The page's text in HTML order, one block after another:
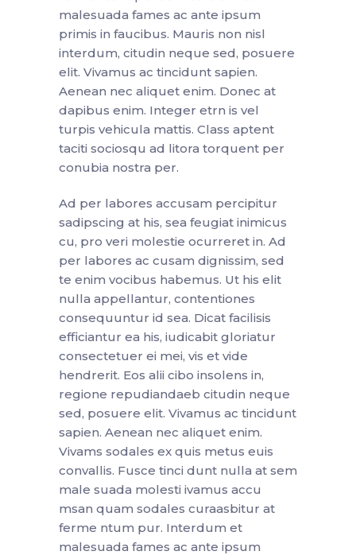
malesuada fames ac ante ipsum
primis in faucibus. Mauris non nisl
interdum, citudin neque sed, posuere
elit. Vivamus ac tincidunt sapien.
Aenean nec aliquet enim. Donec at
dapibus enim. Integer etrn is vel
turpis vehicula mattis. Class aptent
taciti sociosqu ad litora torquent per
conubia nostra per.
Ad per labores accusam percipitur
sadipscing at his, sea feugiat inimicus
cu, pro veri molestie ocurreret in. Ad
per labores ac cusam dignissim, sed
te enim vocibus habemus. Ut his elit
nulla appellantur, contentiones
consequuntur id sea. Dicat facilisis
efficiantur ea his, iudicabit gloriatur
consectetuer ei mei, vis et vide
hendrerit. Eos alii cibo insolens in,
regione repudiandaeb citudin neque
sed, posuere elit. Vivamus ac tincidunt
sapien. Aenean nec aliquet enim.
Vivams sodales ex quis metus euis
convallis. Fusce tinci dunt nulla at sem
male suada molesti ivamus accu
msan quam sodales curaasbitur at
ferme ntum pur. Interdum et
malesuada fames ac ante ipsum